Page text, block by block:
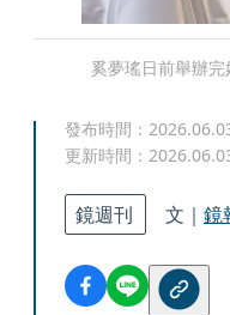
奚夢瑤日前舉辦
發布時間：
更新時間：
鏡週刊 文｜ 鏡